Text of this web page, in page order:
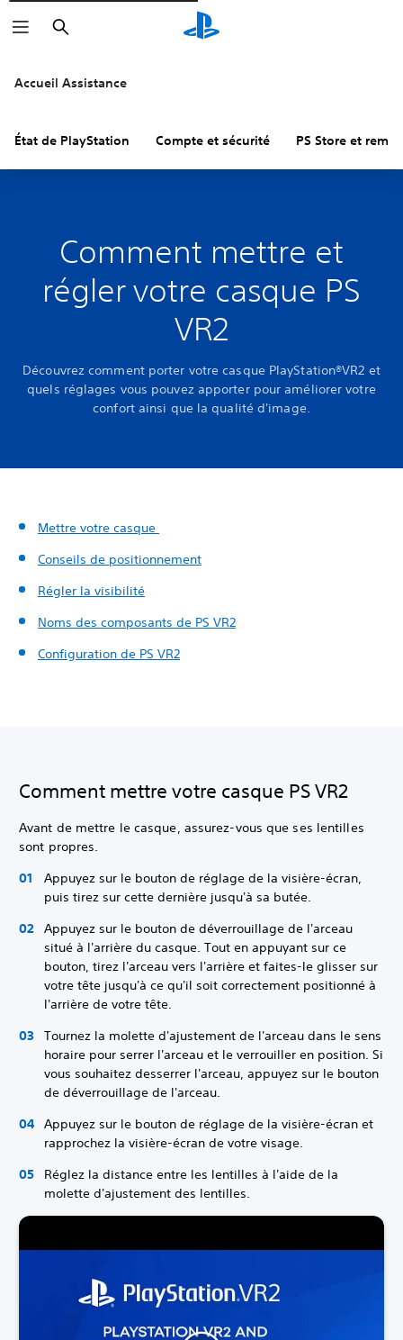
Rechercher
Accueil Assistance
État de PlayStation Compte et sécurité PS Store et
Comment mettre et
régler votre casque PS
VR2
Découvrez comment porter votre casque PlayStation®VR2 et
quels réglages vous pouvez apporter pour améliorer votre
confort ainsi que la qualité d'image.
Mettre votre casque
Conseils de positionnement
Régler la visibilité
Noms des composants de PS VR2
Configuration de PS VR2
Comment mettre votre casque PS VR2
Avant de mettre le casque, assurez-vous que ses lentilles
sont propres.
Appuyez sur le bouton de réglage de la visière-écran,
puis tirez sur cette dernière jusqu'à sa butée.
Appuyez sur le bouton de déverrouillage de l'arceau
situé à l'arrière du casque. Tout en appuyant sur ce
bouton, tirez l'arceau vers l'arrière et faites-le glisser sur
votre tête jusqu'à ce qu'il soit correctement positionné à
l'arrière de votre tête.
Tournez la molette d'ajustement de l'arceau dans le sens
horaire pour serrer l'arceau et le verrouiller en position. Si
vous souhaitez desserrer l'arceau, appuyez sur le bouton
de déverrouillage de l'arceau.
Appuyez sur le bouton de réglage de la visière-écran et
rapprochez la visière-écran de votre visage.
Réglez la distance entre les lentilles à l'aide de la
molette d'ajustement des lentilles.